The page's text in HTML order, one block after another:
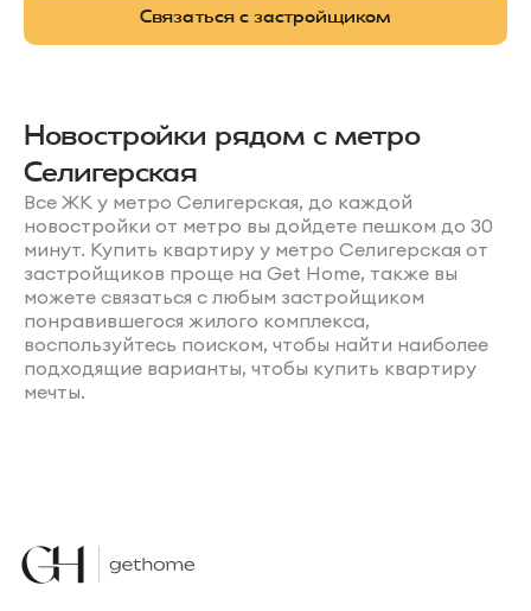
Связаться с застройщиком
Новостройки рядом с метро
Селигерская
Все ЖК у метро Селигерская, до каждой
новостройки от метро вы дойдете пешком до 30
минут. Купить квартиру у метро Селигерская от
застройщиков проще на Get Home, также вы
можете связаться с любым застройщиком
понравившегося жилого комплекса,
воспользуйтесь поиском, чтобы найти наиболее
подходящие варианты, чтобы купить квартиру
мечты.